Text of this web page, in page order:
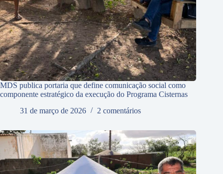
MDS publica portaria que define comunicação social como
componente estratégico da execução do Programa Cisternas
31 de março de 2026
2 comentários